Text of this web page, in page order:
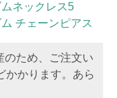
ネックレス5
チェーンピアス
のため、ご注文い
かかります。あら